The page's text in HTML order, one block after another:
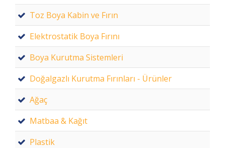
Toz Boya Kabin ve Fırın
Elektrostatik Boya Fırını
Boya Kurutma Sistemleri
Doğalgazlı Kurutma Fırınları - Ürünler
Ağaç
Matbaa & Kağıt
Plastik